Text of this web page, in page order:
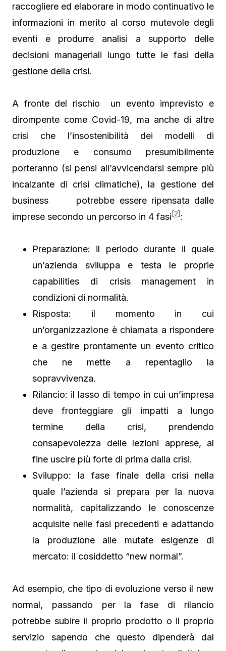
raccogliere ed elaborare in modo continuativo le
informazioni in merito al corso mutevole degli
eventi e produrre analisi a supporto delle
decisioni manageriali lungo tutte le fasi della
gestione della crisi.
A fronte del rischio un evento imprevisto e
dirompente come Covid-19, ma anche di altre
crisi che l’insostenibilità dei modelli di
produzione e consumo presumibilmente
porteranno (si pensi all’avvicendarsi sempre più
incalzante di crisi climatiche), la gestione del
business potrebbe essere ripensata dalle
imprese secondo un percorso in 4 fasi [2] :
Preparazione: il periodo durante il quale
un’azienda sviluppa e testa le proprie
capabilities di crisis management in
condizioni di normalità.
Risposta: il momento in cui
un’organizzazione è chiamata a rispondere
e a gestire prontamente un evento critico
che ne mette a repentaglio la
sopravvivenza.
Rilancio: il lasso di tempo in cui un’impresa
deve fronteggiare gli impatti a lungo
termine della crisi, prendendo
consapevolezza delle lezioni apprese, al
fine uscire più forte di prima dalla crisi.
Sviluppo: la fase finale della crisi nella
quale l’azienda si prepara per la nuova
normalità, capitalizzando le conoscenze
acquisite nelle fasi precedenti e adattando
la produzione alle mutate esigenze di
mercato: il cosiddetto “new normal”.
Ad esempio, che tipo di evoluzione verso il new
normal, passando per la fase di rilancio
potrebbe subire il proprio prodotto o il proprio
servizio sapendo che questo dipenderà dal